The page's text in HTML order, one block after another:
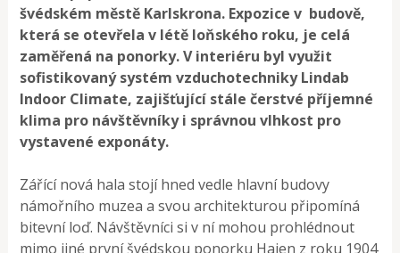
švédském městě Karlskrona. Expozice v budově,
která se otevřela v létě loňského roku, je celá
zaměřená na ponorky. V interiéru byl využit
sofistikovaný systém vzduchotechniky Lindab
Indoor Climate, zajišťující stále čerstvé příjemné
klima pro návštěvníky i správnou vlhkost pro
vystavené exponáty.
Zářící nová hala stojí hned vedle hlavní budovy
námořního muzea a svou architekturou připomíná
bitevní loď. Návštěvníci si v ní mohou prohlédnout
mimo jiné první švédskou ponorku Hajen z roku 1904